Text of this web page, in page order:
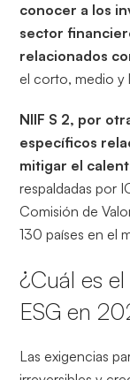
conocer a los
sector
relacionados
el corto, medio y
NIIF S 2, por
específicos
mitigar el
respaldadas por
Comisión de
130 países en el
¿Cuál es
ESG en
Las exigencias